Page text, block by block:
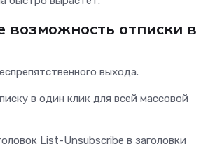
возможность отписки в
выхода.
в один клик для всей массовой
List-Unsubscribe в заголовки